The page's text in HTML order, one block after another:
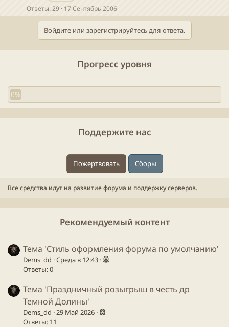
Ответы 29 17 Сентябрь 2006
Войдите или зарегистрируйтесь для ответа.
Прогресс уровня
0%
Поддержите нас
Пожертвовать Сборы
Все средства идут на развитие форума и поддержку серверов.
Рекомендуемый контент
Тема 'Стиль оформления форума по умолчанию'
Dems_dd Среда в 12:43
Ответы: 0
Тема 'Праздничный розыгрыш в честь др
Темной Долины'
Dems_dd 29 Май 2026
Ответы: 11